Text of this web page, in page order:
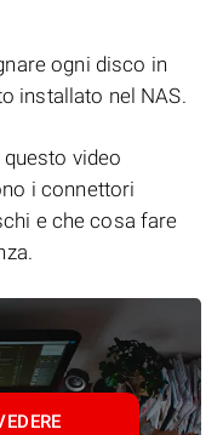
ogni disco in
installato nel NAS.
video
i connettori
e che cosa fare